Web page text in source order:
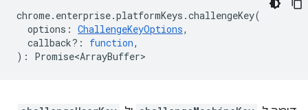
chrome. enterprise.platformKeys .challengeKey(
options : ChallengeKeyOptions,
callback? : function,
) : Promise<ArrayBuffer>